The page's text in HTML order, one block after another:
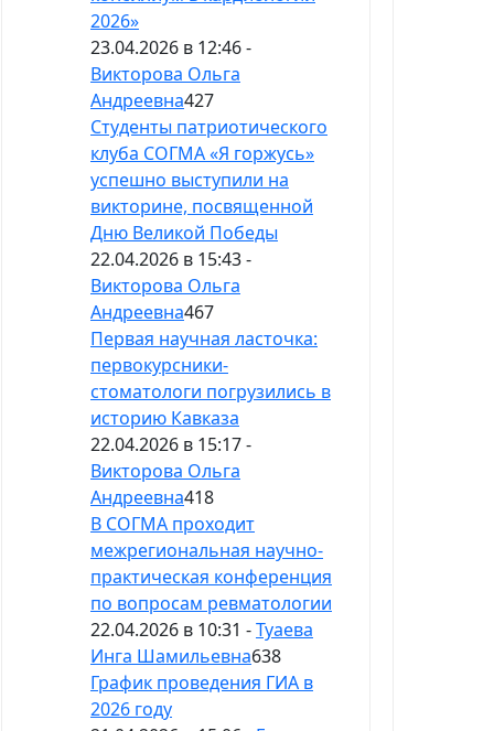
2026»
23.04.2026 в 12:46 -
Викторова Ольга
Андреевна427
Студенты патриотического
клуба СОГМА «Я горжусь»
успешно выступили на
викторине, посвященной
Дню Великой Победы
22.04.2026 в 15:43 -
Викторова Ольга
Андреевна467
Первая научная ласточка:
первокурсники-
стоматологи погрузились в
историю Кавказа
22.04.2026 в 15:17 -
Викторова Ольга
Андреевна418
В СОГМА проходит
межрегиональная научно-
практическая конференция
по вопросам ревматологии
22.04.2026 в 10:31 -Туаева
Инга Шамильевна638
График проведения ГИА в
2026 году